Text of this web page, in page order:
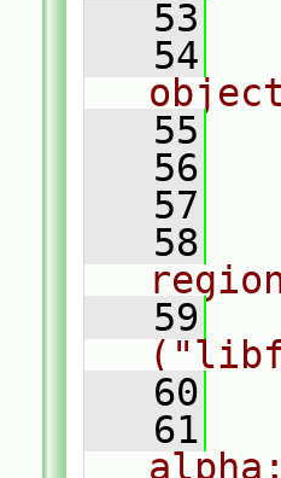
   53
   54
   55
   56
   57
   58
   59
   60
   61